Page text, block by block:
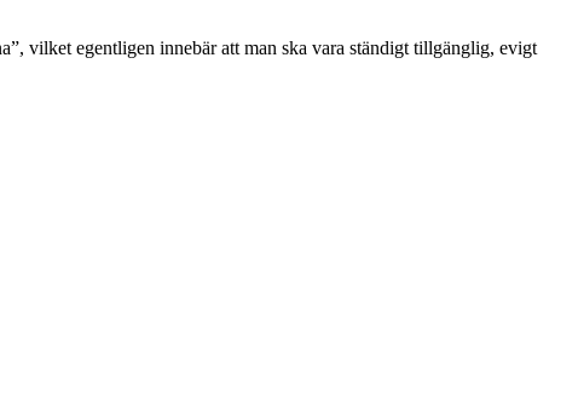
vilket egentligen innebär att man ska vara ständigt tillgänglig, evigt